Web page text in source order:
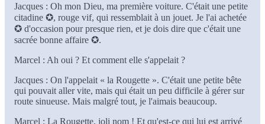
Jacques : Oh mon Dieu, ma première voiture. C'était une petite
citadine ✪, rouge vif, qui ressemblait à un jouet. Je l'ai achetée
✪ d'occasion pour presque rien, et je dois dire que c'était une
sacrée bonne affaire ✪.
Marcel : Ah oui ? Et comment elle s'appelait ?
Jacques : On l'appelait « la Rougette ». C'était une petite bête
qui pouvait aller vite, mais qui était un peu difficile à gérer sur
route sinueuse. Mais malgré tout, je l'aimais beaucoup.
Marcel : La Rougette, joli nom ! Et qu'est-ce qui lui est arrivé